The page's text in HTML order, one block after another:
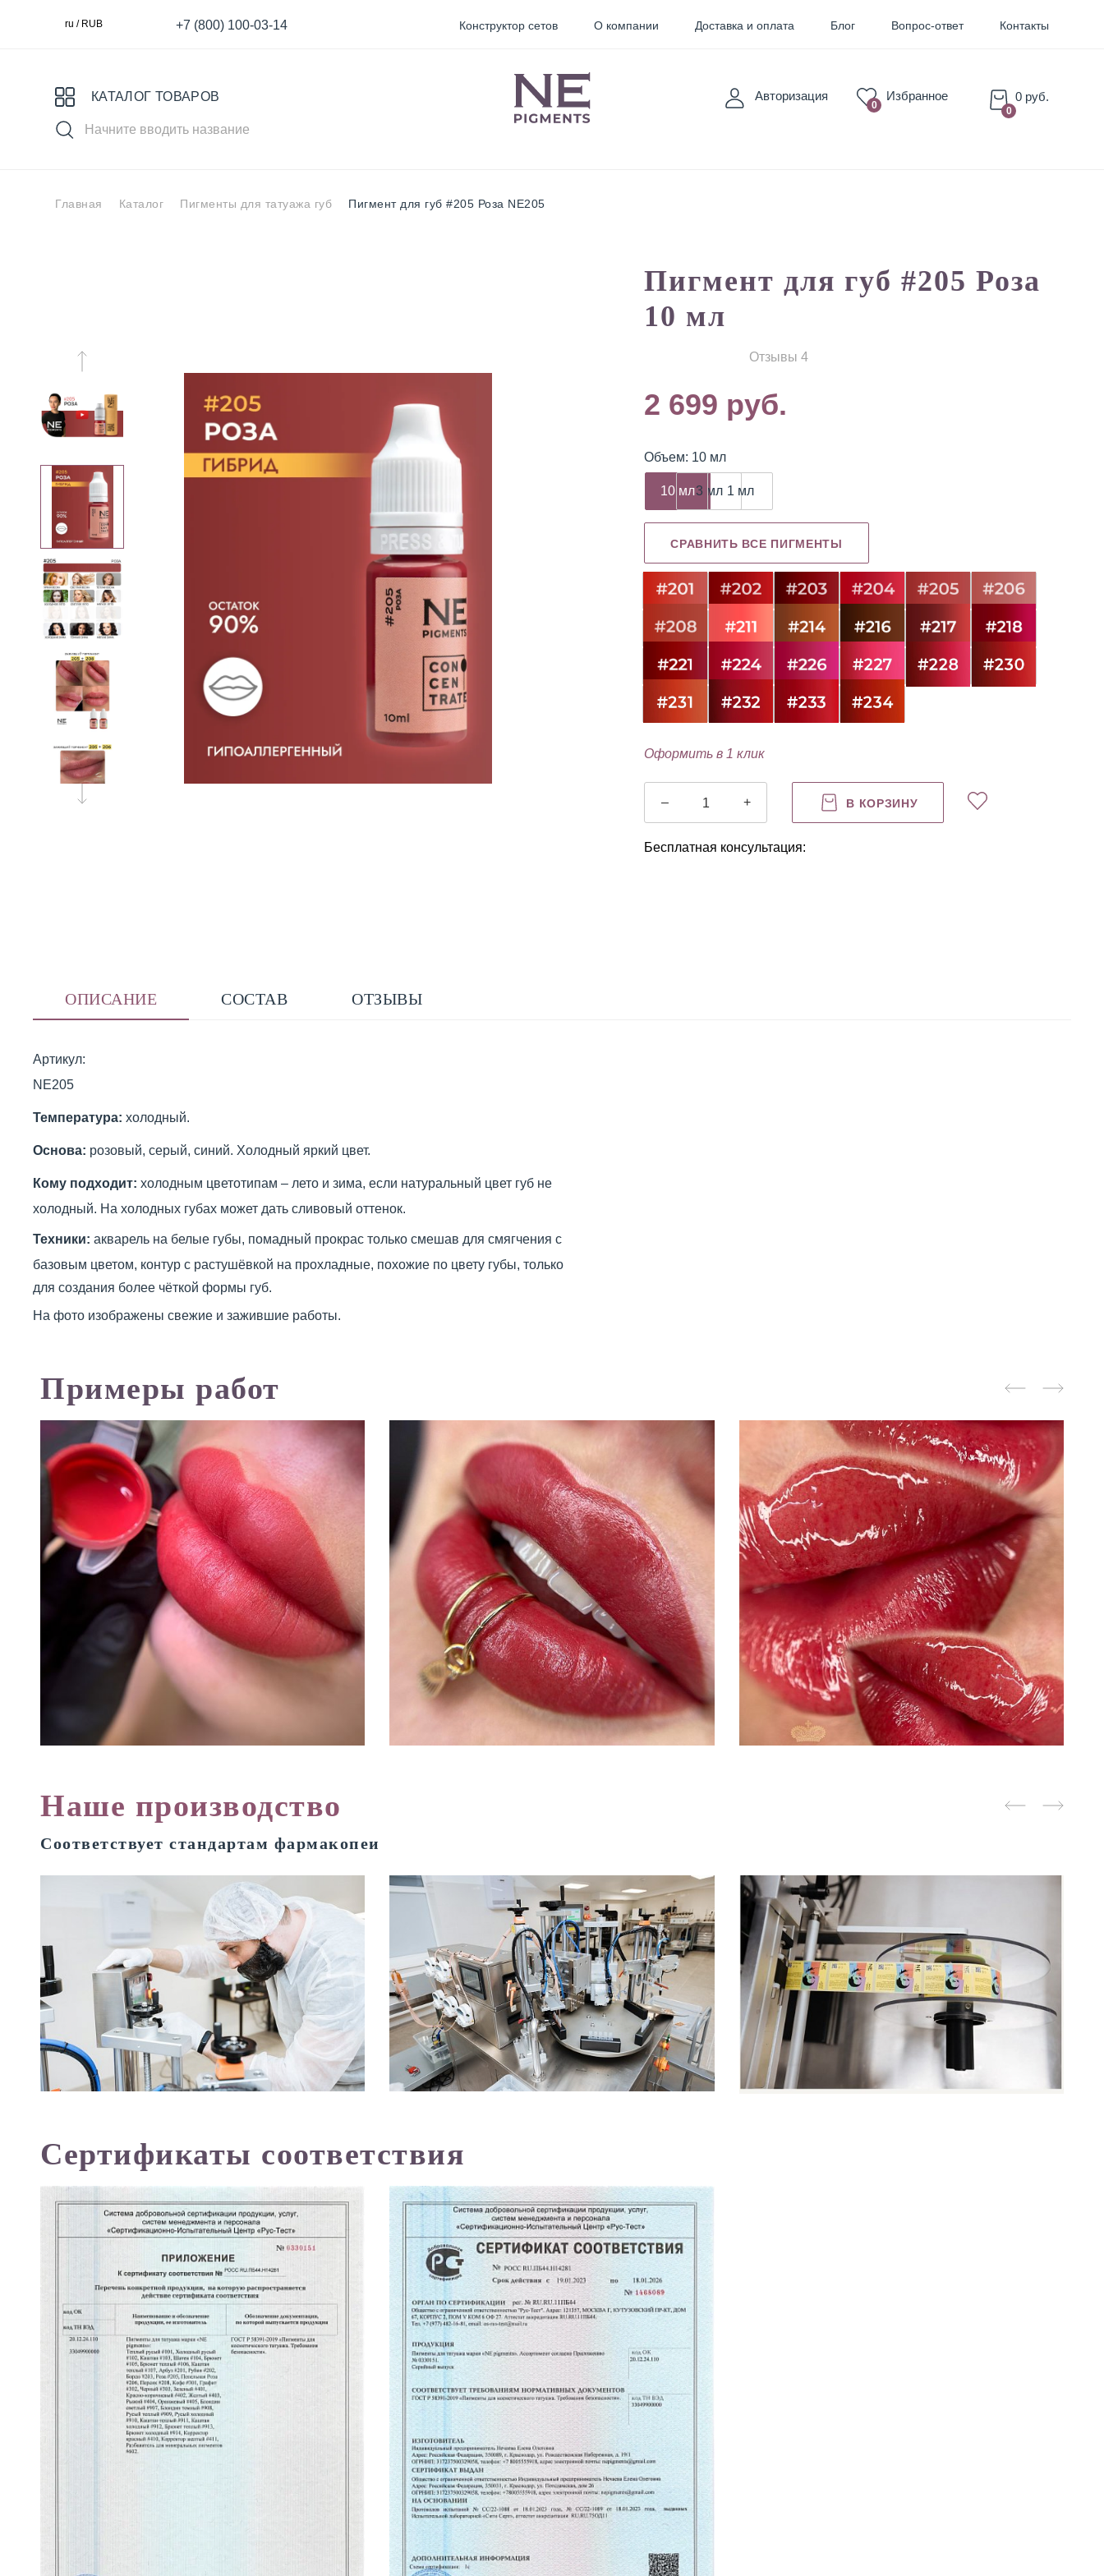
ru / RUB +7 (800) 100-03-14 Конструктор сетов О компании Доставка и оплата Блог Вопрос-ответ Контакты
КАТАЛОГ ТОВАРОВ Авторизация
0
Избранное
0
0 руб.
Выбери свой пигмент
перманентного
макияжа
Вам может пригодиться
для
Трихопигментации
Ремуверы Разбавитель
NE Edle
Плакаты
Главная Каталог Пигменты для татуажа губ Пигмент для губ #205 Роза NE205
Пигмент для губ #205 Роза
10 мл
Отзывы 4
2 699 руб.
Объем: 10 мл
10 мл3 мл 1 мл
СРАВНИТЬ ВСЕ ПИГМЕНТЫ
Оформить в 1 клик
– + В КОРЗИНУ
Бесплатная консультация:
ОПИСАНИЕ
Артикул:
NE205
Температура: холодный.
Основа: розовый, серый, синий. Холодный яркий цвет.
Кому подходит: холодным цветотипам – лето и зима, если натуральный цвет губ не
холодный. На холодных губах может дать сливовый оттенок.
Техники: акварель на белые губы, помадный прокрас только смешав для смягчения с
базовым цветом, контур с растушёвкой на прохладные, похожие по цвету губы, только
для создания более чёткой формы губ.
На фото изображены свежие и зажившие работы.
СОСТАВ ОТЗЫВЫ
Примеры работ
Наше производство
Соответствует стандартам фармакопеи
Сертификаты соответствия